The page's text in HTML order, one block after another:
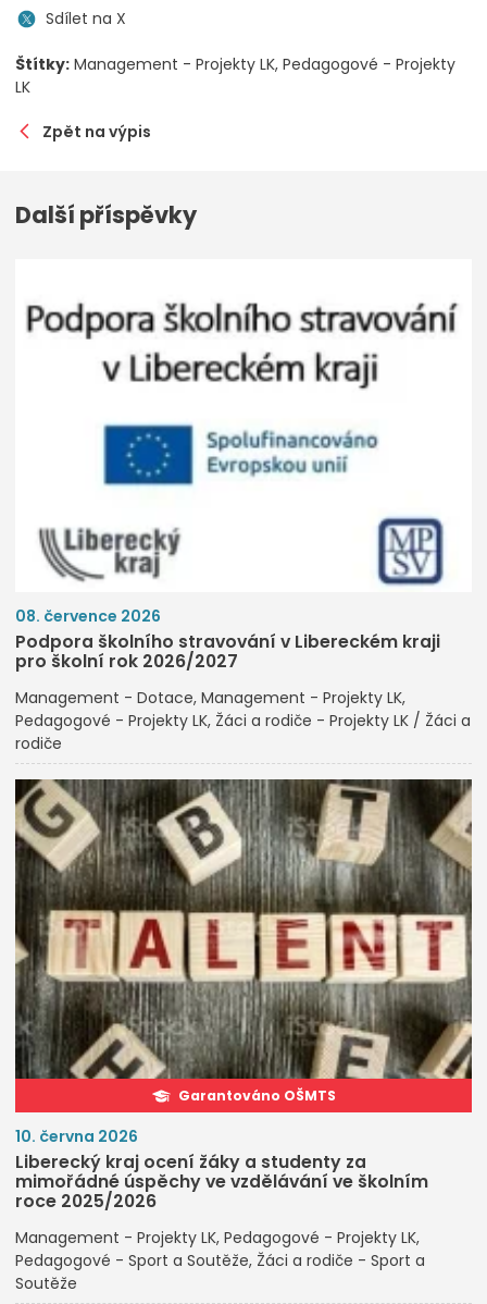
Sdílet na X
Štítky: Management - Projekty LK Pedagogové - Projekty
LK
Zpět na výpis
Další příspěvky
08. července 2026
Podpora školního stravování v Libereckém kraji
pro školní rok 2026/2027
Management - Dotace Management - Projekty LK
Pedagogové - Projekty LK Žáci a rodiče - Projekty LK / Žáci a
rodiče
Garantováno OŠMTS
10. června 2026
Liberecký kraj ocení žáky a studenty za
mimořádné úspěchy ve vzdělávání ve školním
roce 2025/2026
Management - Projekty LK Pedagogové - Projekty LK
Pedagogové - Sport a Soutěže Žáci a rodiče - Sport a
Soutěže